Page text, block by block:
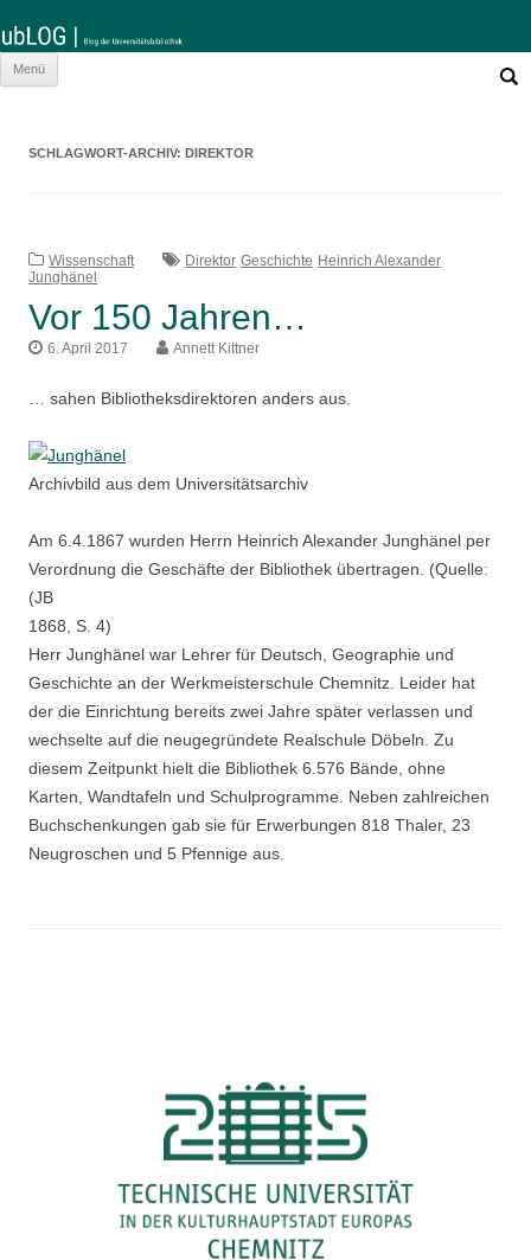
Menü
nach:
SCHLAGWORT-ARCHIV: DIREKTOR
Wissenschaft Direktor Geschichte Heinrich Alexander
Junghänel
Vor 150 Jahren…
6. April 2017 Annett Kittner
… sahen Bibliotheksdirektoren anders aus.
Archivbild aus dem Universitätsarchiv
Am 6.4.1867 wurden Herrn Heinrich Alexander Junghänel per
Verordnung die Geschäfte der Bibliothek übertragen. (Quelle:
(JB
1868, S. 4)
Herr Junghänel war Lehrer für Deutsch, Geographie und
Geschichte an der Werkmeisterschule Chemnitz. Leider hat
der die Einrichtung bereits zwei Jahre später verlassen und
wechselte auf die neugegründete Realschule Döbeln. Zu
diesem Zeitpunkt hielt die Bibliothek 6.576 Bände, ohne
Karten, Wandtafeln und Schulprogramme. Neben zahlreichen
Buchschenkungen gab sie für Erwerbungen 818 Thaler, 23
Neugroschen und 5 Pfennige aus.